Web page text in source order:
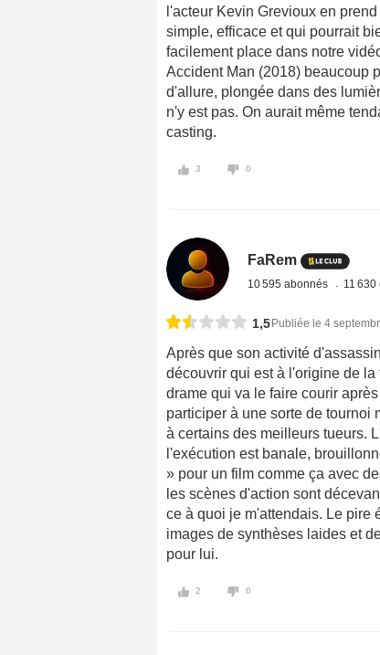
l'acteur Kevin Grevioux en
simple, efficace et qui pourrait
facilement place dans notre
Accident Man (2018) beaucoup
d'allure, plongée dans des
n'y est pas. On aurait même
casting.
3 0
FaRem
10 595 abonnés 11
1,5Publiée le 4
Après que son activité
découvrir qui est à l'origine de
drame qui va le faire courir
participer à une sorte de tournoi
à certains des meilleurs tueurs.
l'exécution est banale,
» pour un film comme ça avec
les scènes d'action sont
ce à quoi je m'attendais. Le pire
images de synthèses laides et
pour lui.
2 0